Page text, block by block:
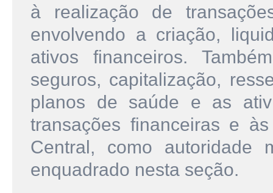
à realização de
envolvendo a criação,
ativos financeiros.
seguros, capitalização,
planos de saúde e as
transações financeiras e
Central, como autoridade
enquadrado nesta seção.